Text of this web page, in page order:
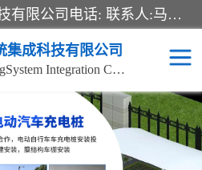
苏州迈凯隆系统集成科技有限公司电话: 联系人:马杰森 销售安装视频监控、报警系统、电话交换机、门禁考勤、巡更系统、呼叫对讲系统、停车场道闸、智能家居、广播系统、综合布线、办公设备、电子商务软件、网络工程、酒店门锁系列 系统集成、VOD视频点播、LED显示屏、节能产品、USP电源、收银机等弱电及智能化项目。
集成科技有限公司
Suzhou MaikailongSystem Integration Co., Ltd.
电瓶车充电桩